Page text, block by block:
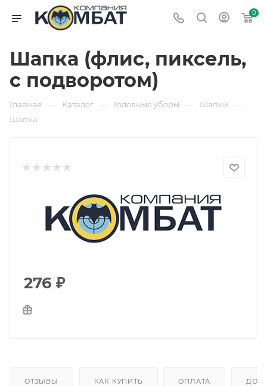
0
Шапка (флис, пиксель,
с подворотом)
Главная — Каталог — Головные уборы — Шапки —
Шапка
276 ₽
ОТЗЫВЫ КАК КУПИТЬ ОПЛАТА